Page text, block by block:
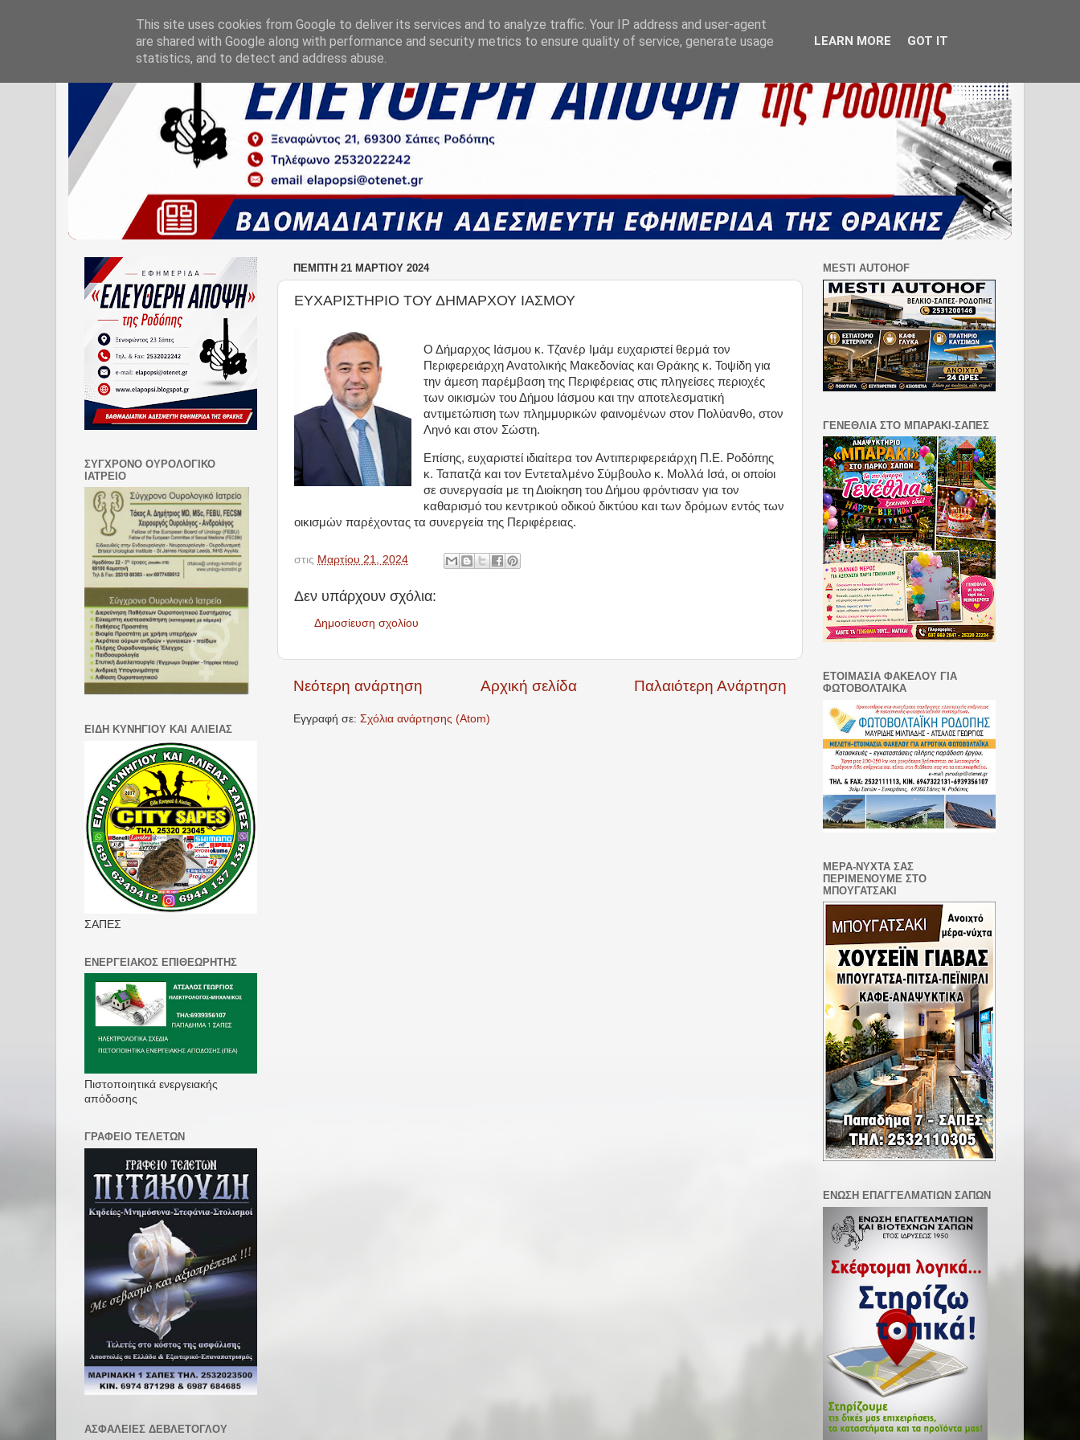
ΠΈΜΠΤΗ 21 ΜΑΡΤΊΟΥ 2024
ΕΥΧΑΡΙΣΤΗΡΙΟ ΤΟΥ ΔΗΜΑΡΧΟΥ ΙΑΣΜΟΥ
Ο Δήμαρχος Ιάσμου κ. Τζανέρ Ιμάμ ευχαριστεί θερμά τον
Περιφερειάρχη Ανατολικής Μακεδονίας και Θράκης κ. Τοψίδη για
την άμεση παρέμβαση της Περιφέρειας στις πληγείσες περιοχές
των οικισμών του Δήμου Ιάσμου και την αποτελεσματική
αντιμετώπιση των πλημμυρικών φαινομένων στον Πολύανθο, στον
Ληνό και στον Σώστη.
Επίσης, ευχαριστεί ιδιαίτερα τον Αντιπεριφερειάρχη Π.Ε. Ροδόπης
κ. Ταπατζά και τον Εντεταλμένο Σύμβουλο κ. Μολλά Ισά, οι οποίοι
σε συνεργασία με τη Διοίκηση του Δήμου φρόντισαν για τον
καθαρισμό του κεντρικού οδικού δικτύου και των δρόμων εντός των
οικισμών παρέχοντας τα συνεργεία της Περιφέρειας.
στις Μαρτίου 21, 2024
Δεν υπάρχουν σχόλια:
Δημοσίευση σχολίου
Νεότερη ανάρτηση Παλαιότερη Ανάρτηση
Αρχική σελίδα
Εγγραφή σε: Σχόλια ανάρτησης (Atom)
ΣΥΓΧΡΟΝΟ ΟΥΡΟΛΟΓΙΚΟ
ΙΑΤΡΕΙΟ
ΕΙΔΗ ΚΥΝΗΓΙΟΥ ΚΑΙ ΑΛΙΕΙΑΣ
ΣΑΠΕΣ
ΕΝΕΡΓΕΙΑΚΟΣ ΕΠΙΘΕΩΡΗΤΗΣ
Πιστοποιητικά ενεργειακής
απόδοσης
ΓΡΑΦΕΙΟ ΤΕΛΕΤΩΝ
ΑΣΦΑΛΕΙΕΣ ΔΕΒΛΕΤΟΓΛΟΥ
MESTI AUTOHOF
ΓΕΝΕΘΛΙΑ ΣΤΟ ΜΠΑΡΑΚΙ-ΣΑΠΕΣ
ΕΤΟΙΜΑΣΙΑ ΦΑΚΕΛΟΥ ΓΙΑ
ΦΩΤΟΒΟΛΤΑΙΚΑ
ΜΕΡΑ-ΝΥΧΤΑ ΣΑΣ
ΠΕΡΙΜΕΝΟΥΜΕ ΣΤΟ
ΜΠΟΥΓΑΤΣΑΚΙ
ΕΝΩΣΗ ΕΠΑΓΓΕΛΜΑΤΙΩΝ ΣΑΠΩΝ
This site uses cookies from Google to deliver its services and to analyze traffic. Your IP address and user-agent
are shared with Google along with performance and security metrics to ensure quality of service, generate usage
statistics, and to detect and address abuse.
LEARN MORE GOT IT